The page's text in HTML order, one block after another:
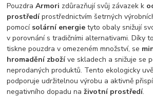
PouzdraArmori zdůrazňují svůj závazek k
prostředíprostřednictvím šetrných
pomocí solární energie tyto obaly snižují
v porovnání s tradičními alternativami. Díky
tiskne pouzdra v omezeném množství, se
hromadění zbožíve skladech a snižuje se
neprodaných produktů. Tento ekologicky
podporuje udržitelnou výrobu a aktivně
negativního dopadu naživotní prostředí.